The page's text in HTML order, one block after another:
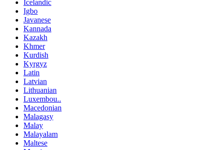
Icelandic
Igbo
Javanese
Kannada
Kazakh
Khmer
Kurdish
Kyrgyz
Latin
Latvian
Lithuanian
Luxembou..
Macedonian
Malagasy
Malay
Malayalam
Maltese